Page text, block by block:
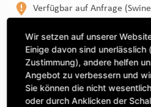
Verfügbar auf Anfrage
Maschine auswählen, um
MASCHINE AUSWÄHLEN
Wir setzen auf unserer
Einige davon sind unerlässlich
Zustimmung), andere helfen
Angebot zu verbessern und
Sie können die nicht
oder durch Anklicken der